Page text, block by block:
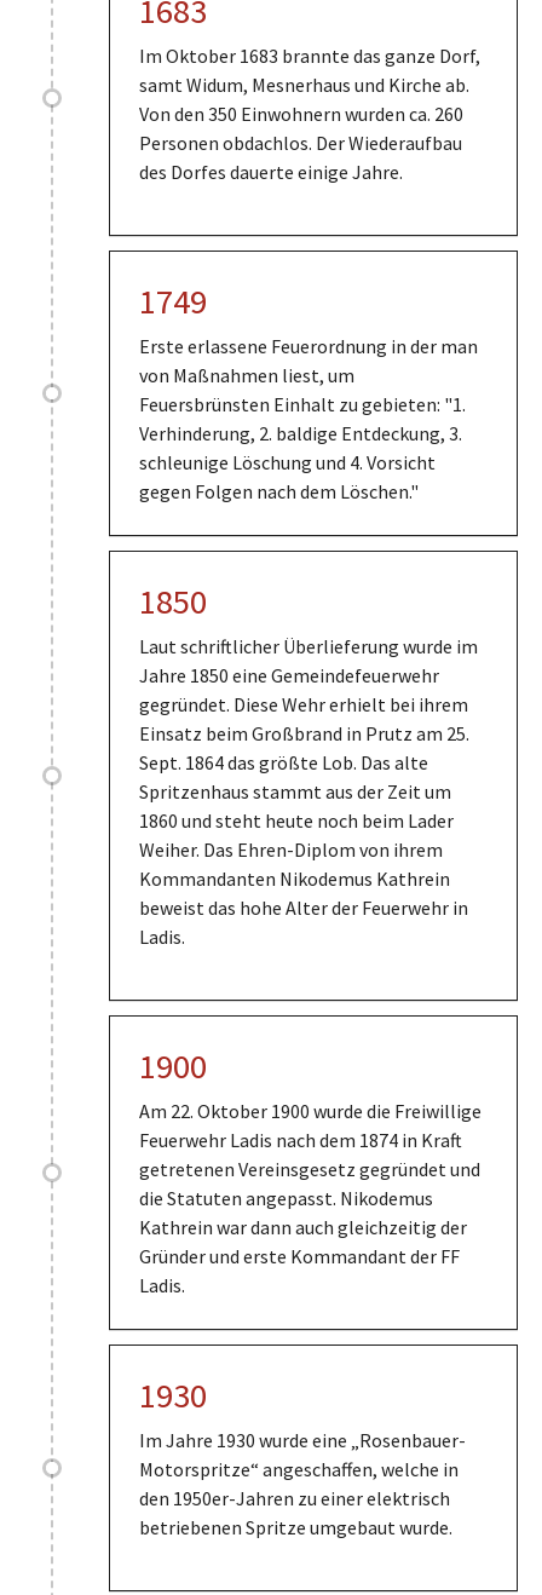
1683
Im Oktober 1683 brannte das ganze Dorf,
samt Widum, Mesnerhaus und Kirche ab.
Von den 350 Einwohnern wurden ca. 260
Personen obdachlos. Der Wiederaufbau
des Dorfes dauerte einige Jahre.
1749
Erste erlassene Feuerordnung in der man
von Maßnahmen liest, um
Feuersbrünsten Einhalt zu gebieten: "1.
Verhinderung, 2. baldige Entdeckung, 3.
schleunige Löschung und 4. Vorsicht
gegen Folgen nach dem Löschen."
1850
Laut schriftlicher Überlieferung wurde im
Jahre 1850 eine Gemeindefeuerwehr
gegründet. Diese Wehr erhielt bei ihrem
Einsatz beim Großbrand in Prutz am 25.
Sept. 1864 das größte Lob. Das alte
Spritzenhaus stammt aus der Zeit um
1860 und steht heute noch beim Lader
Weiher. Das Ehren-Diplom von ihrem
Kommandanten Nikodemus Kathrein
beweist das hohe Alter der Feuerwehr in
Ladis.
1900
Am 22. Oktober 1900 wurde die Freiwillige
Feuerwehr Ladis nach dem 1874 in Kraft
getretenen Vereinsgesetz gegründet und
die Statuten angepasst. Nikodemus
Kathrein war dann auch gleichzeitig der
Gründer und erste Kommandant der FF
Ladis.
1930
Im Jahre 1930 wurde eine „Rosenbauer-
Motorspritze“ angeschaffen, welche in
den 1950er-Jahren zu einer elektrisch
betriebenen Spritze umgebaut wurde.